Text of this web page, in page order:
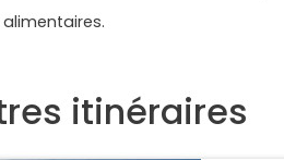
itinéraires